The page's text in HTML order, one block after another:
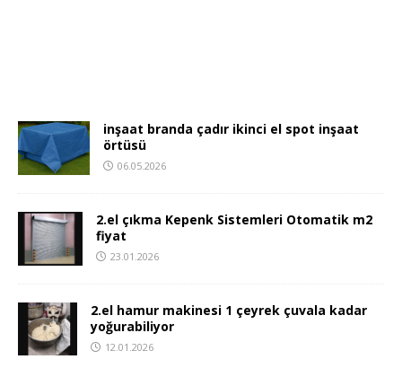
inşaat branda çadır ikinci el spot inşaat
örtüsü
06.05.2026
2.el çıkma Kepenk Sistemleri Otomatik m2
fiyat
23.01.2026
2.el hamur makinesi 1 çeyrek çuvala kadar
yoğurabiliyor
12.01.2026